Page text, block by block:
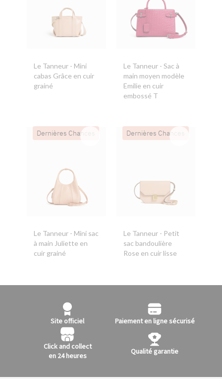
Le Tanneur - Mini
cabas Grâce en cuir
grainé
Le Tanneur- Sac à
main moyen modèle
Emilie en cuir
embossé T
Dernières Chances
Le Tanneur - Mini sac
à main Juliette en
cuir grainé
Dernières Chances
Le Tanneur- Petit
sac bandoulière
Rose en cuir lisse
Site officiel Paiement en ligne sécurisé
Click and collect
en 24 heures
Qualité garantie